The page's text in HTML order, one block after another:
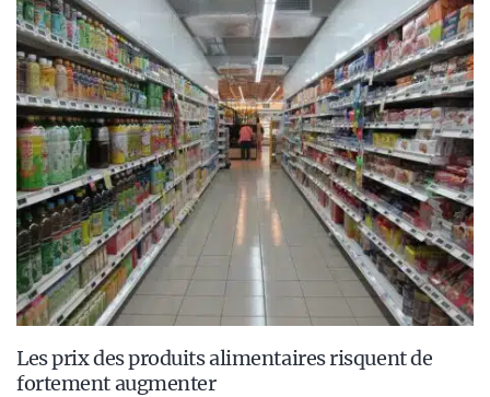
Les prix des produits alimentaires risquent de
fortement augmenter